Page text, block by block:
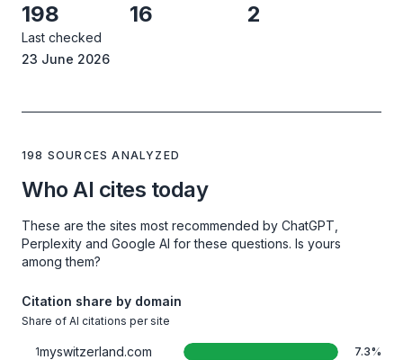
198 16 2
Last checked
23 June 2026
198 SOURCES ANALYZED
Who AI cites today
These are the sites most recommended by ChatGPT,
Perplexity and Google AI for these questions. Is yours
among them?
Citation share by domain
Share of AI citations per site
1myswitzerland.com 7.3%